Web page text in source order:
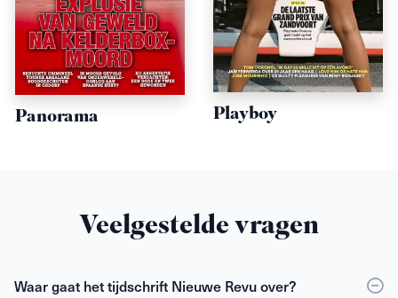
Panorama Playboy
Veelgestelde vragen
Waar gaat het tijdschrift Nieuwe Revu over?